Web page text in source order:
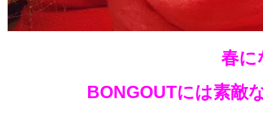
春に
BONGOUTには素敵